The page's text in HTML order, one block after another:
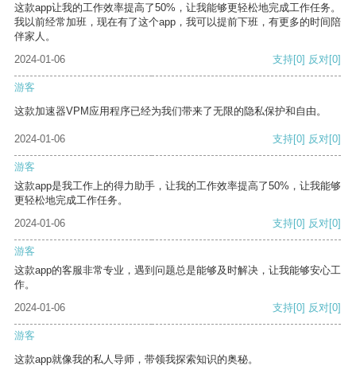
这款app让我的工作效率提高了50%，让我能够更轻松地完成工作任务。
我以前经常加班，现在有了这个app，我可以提前下班，有更多的时间陪
伴家人。
2024-01-06
支持[0] 反对[0]
游客
这款加速器VPM应用程序已经为我们带来了无限的隐私保护和自由。
2024-01-06 支持[0] 反对[0]
游客
这款app是我工作上的得力助手，让我的工作效率提高了50%，让我能够
更轻松地完成工作任务。
2024-01-06
支持[0] 反对[0]
游客
这款app的客服非常专业，遇到问题总是能够及时解决，让我能够安心工
作。
2024-01-06
支持[0] 反对[0]
游客
这款app就像我的私人导师，带领我探索知识的奥秘。